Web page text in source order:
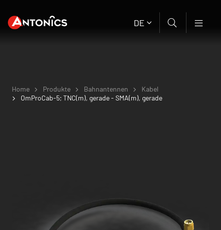
DE
Home Produkte Bahnantennen
Kabel
OmProCab-5; TNC(m), gerade - SMA(m), gerade